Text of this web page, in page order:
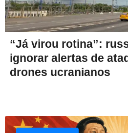
“Já virou rotina”:
ignorar alertas de
drones ucranianos